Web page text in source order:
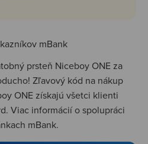
mBank
prsteň Niceboy ONE za
Zľavový kód na nákup
ONE získajú všetci klienti
Viac informácií o spolupráci
mBank.